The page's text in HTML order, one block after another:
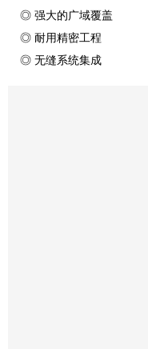
◎ 强大的广域覆盖
◎ 耐用精密工程
◎ 无缝系统集成